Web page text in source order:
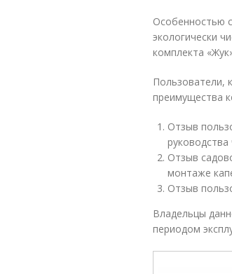
Особенностью
экологически
комплекта
Пользователи,
преимущества
Отзыв
руководства
Отзыв
монтаже
Отзыв
Владельцы
периодом